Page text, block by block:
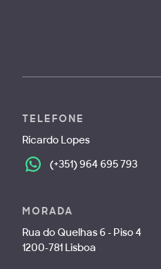
TELEFONE
Ricardo Lopes
(+351) 964 695 793
MORADA
Rua do Quelhas 6 - Piso 4
1200-781 Lisboa